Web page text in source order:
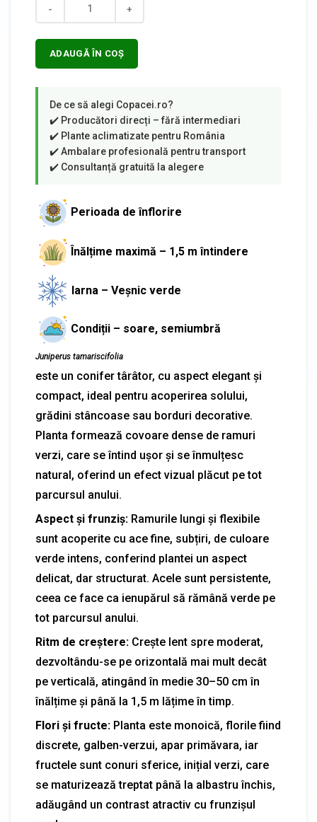
ADAUGĂ ÎN COȘ
Perioada de înflorire
Înălțime maximă – 1,5 m întindere
Iarna – Veșnic verde
Condiții – soare, semiumbră
Juniperus tamariscifolia
este un conifer târâtor, cu aspect elegant și
compact, ideal pentru acoperirea solului,
grădini stâncoase sau borduri decorative.
Planta formează covoare dense de ramuri
verzi, care se întind ușor și se înmulțesc
natural, oferind un efect vizual plăcut pe tot
parcursul anului.
Aspect și frunziș: Ramurile lungi și flexibile
sunt acoperite cu ace fine, subțiri, de culoare
verde intens, conferind plantei un aspect
delicat, dar structurat. Acele sunt persistente,
ceea ce face ca ienupărul să rămână verde pe
tot parcursul anului.
Ritm de creștere: Crește lent spre moderat,
dezvoltându-se pe orizontală mai mult decât
pe verticală, atingând în medie 30–50 cm în
înălțime și până la 1,5 m lățime în timp.
Flori și fructe: Planta este monoică, florile fiind
discrete, galben-verzui, apar primăvara, iar
fructele sunt conuri sferice, inițial verzi, care
se maturizează treptat până la albastru închis,
adăugând un contrast atractiv cu frunzișul